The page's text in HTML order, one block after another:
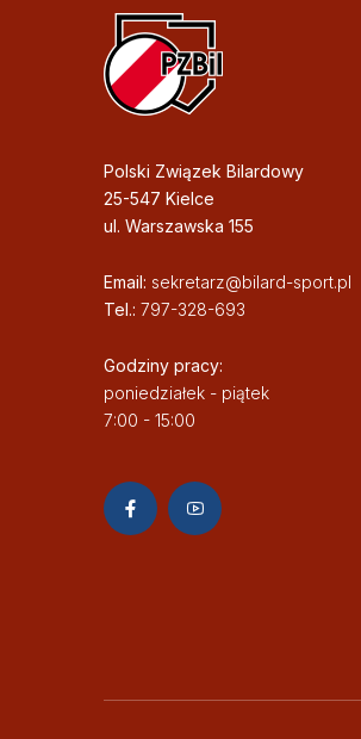
Polski Związek Bilardowy
25-547 Kielce
ul. Warszawska 155
Email: sekretarz@bilard-sport.pl
Tel.: 797-328-693
Godziny pracy:
poniedziałek - piątek
7:00 - 15:00